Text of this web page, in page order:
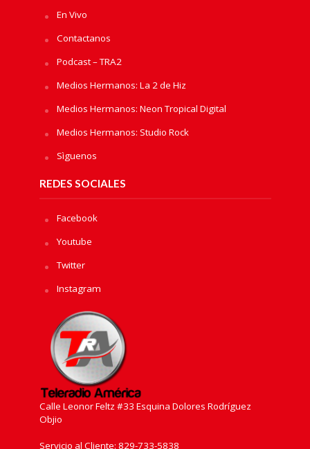
En Vivo
Contactanos
Podcast – TRA2
Medios Hermanos: La 2 de Hiz
Medios Hermanos: Neon Tropical Digital
Medios Hermanos: Studio Rock
Sìguenos
REDES SOCIALES
Facebook
Youtube
Twitter
Instagram
Calle Leonor Feltz #33 Esquina Dolores Rodríguez
Objio
Servicio al Cliente: 829-733-5838